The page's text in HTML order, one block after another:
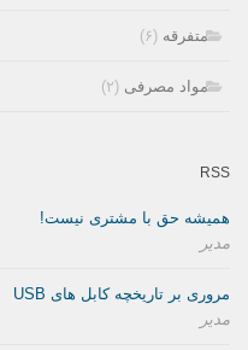
متفرقه (۶)
مواد مصرفی (۲)
RSS
همیشه حق با مشتری نیست!
مدیر
مروری بر تاریخچه کابل های USB
مدیر